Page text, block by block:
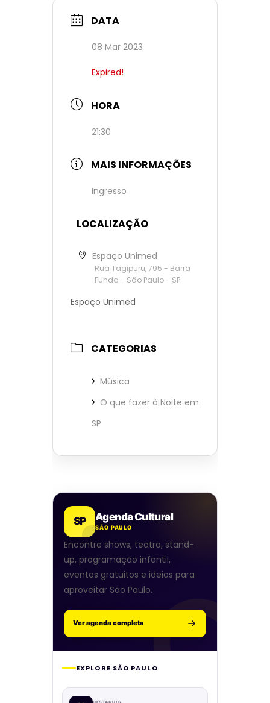
DATA
08 Mar 2023
Expired!
HORA
21:30
MAIS INFORMAÇÕES
Ingresso
LOCALIZAÇÃO
Espaço Unimed
Rua Tagipuru, 795 - Barra
Funda - São Paulo - SP
Espaço Unimed
CATEGORIAS
Música
O que fazer à Noite em
SP
SP Agenda Cultural
SÃO PAULO
Encontre shows, teatro, stand-
up, programação infantil,
eventos gratuitos e ideias para
aproveitar São Paulo.
Ver agenda completa
EXPLORE SÃO PAULO